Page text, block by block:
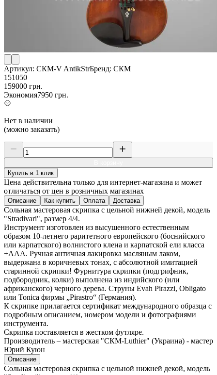
Артикул: СКМ-V AntikStrБренд: СКМ
151050
159000 грн.
Экономия7950 грн.
Нет в наличии
(можно заказать)
Купить в 1 клик
Цена действительна только для интернет-магазина и может
отличаться от цен в розничных магазинах
Описание Как купить Оплата Доставка
Сольная мастеровая скрипка с цельной нижней декой, модель
"Stradivari", размер 4/4.
Инструмент изготовлен из высушенного естественным
образом 10-летнего раритетного европейского (боснийского
или карпатского) волнистого клена и карпатской ели класса
+ААА. Ручная античная лакировка масляным лаком,
выдержана в коричневых тонах, с абсолютной имитацией
старинной скрипки! Фурнитура скрипки (подгрифник,
подбородник, колки) выполнена из индийского (или
африканского) черного дерева. Струны Evah Pirazzi, Obligato
или Tonica фирмы „Pirastro“ (Германия).
К скрипке прилагается сертификат международного образца с
подробным описанием, номером модели и фотографиями
инструмента.
Скрипка поставляется в жестком футляре.
Производитель – мастерская "СКМ-Luthier" (Украина) - мастер
Юрий Куюн
Описание
Сольная мастеровая скрипка с цельной нижней декой, модель